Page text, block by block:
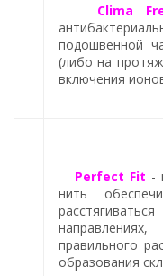
Clima
подошвенной
(либо на
включения
Perfect Fit -
нить
правильного
образования